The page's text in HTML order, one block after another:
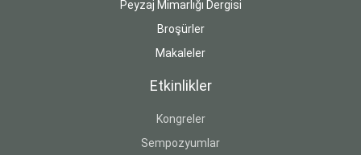
Peyzaj Mimarlığı Dergisi
Broşürler
Makaleler
Etkinlikler
Kongreler
Sempozyumlar